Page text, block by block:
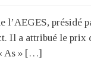
l’AEGES, présidé
Il a attribué le prix
As » […]